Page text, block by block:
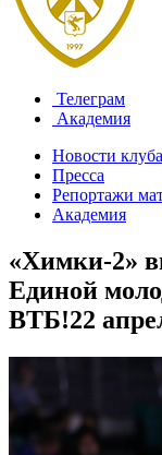
Телеграм
Академия
Новости клуба
Пресса
Репортажи
Академия
«Химки-2»
Единой
ВТБ!22